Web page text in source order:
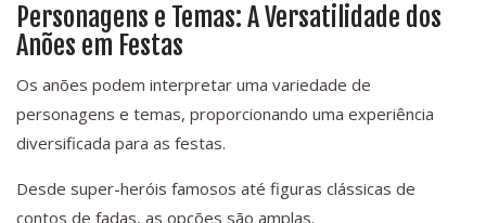
Personagens e Temas: A Versatilidade dos
Anões em Festas
Os anões podem interpretar uma variedade de
personagens e temas, proporcionando uma experiência
diversificada para as festas.
Desde super-heróis famosos até figuras clássicas de
contos de fadas, as opções são amplas.